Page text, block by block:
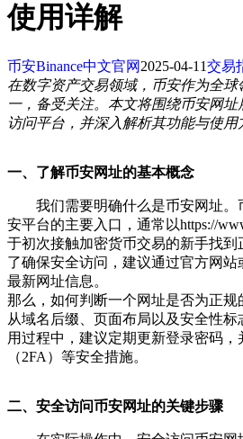
使用详解
币安Binance中文官网 2025-04-11交易
在数字资产交易领域，币安作为全
一，备受关注。本文将围绕币安网
访问平台，并深入解析其功能与使用
一、了解币安网址的基本概念
我们需要明确什么是币安网址
安平台的主要入口，通常以https://
于初次接触加密货币交易的新手找
了确保安全访问，建议通过官方网站
最新网址信息。
那么，如何判断一个网址是否为正规
从域名后缀、页面布局以及安全性
用过程中，建议定期更新登录密码
（2FA）等安全措施。
二、安全访问币安网址的关键步骤